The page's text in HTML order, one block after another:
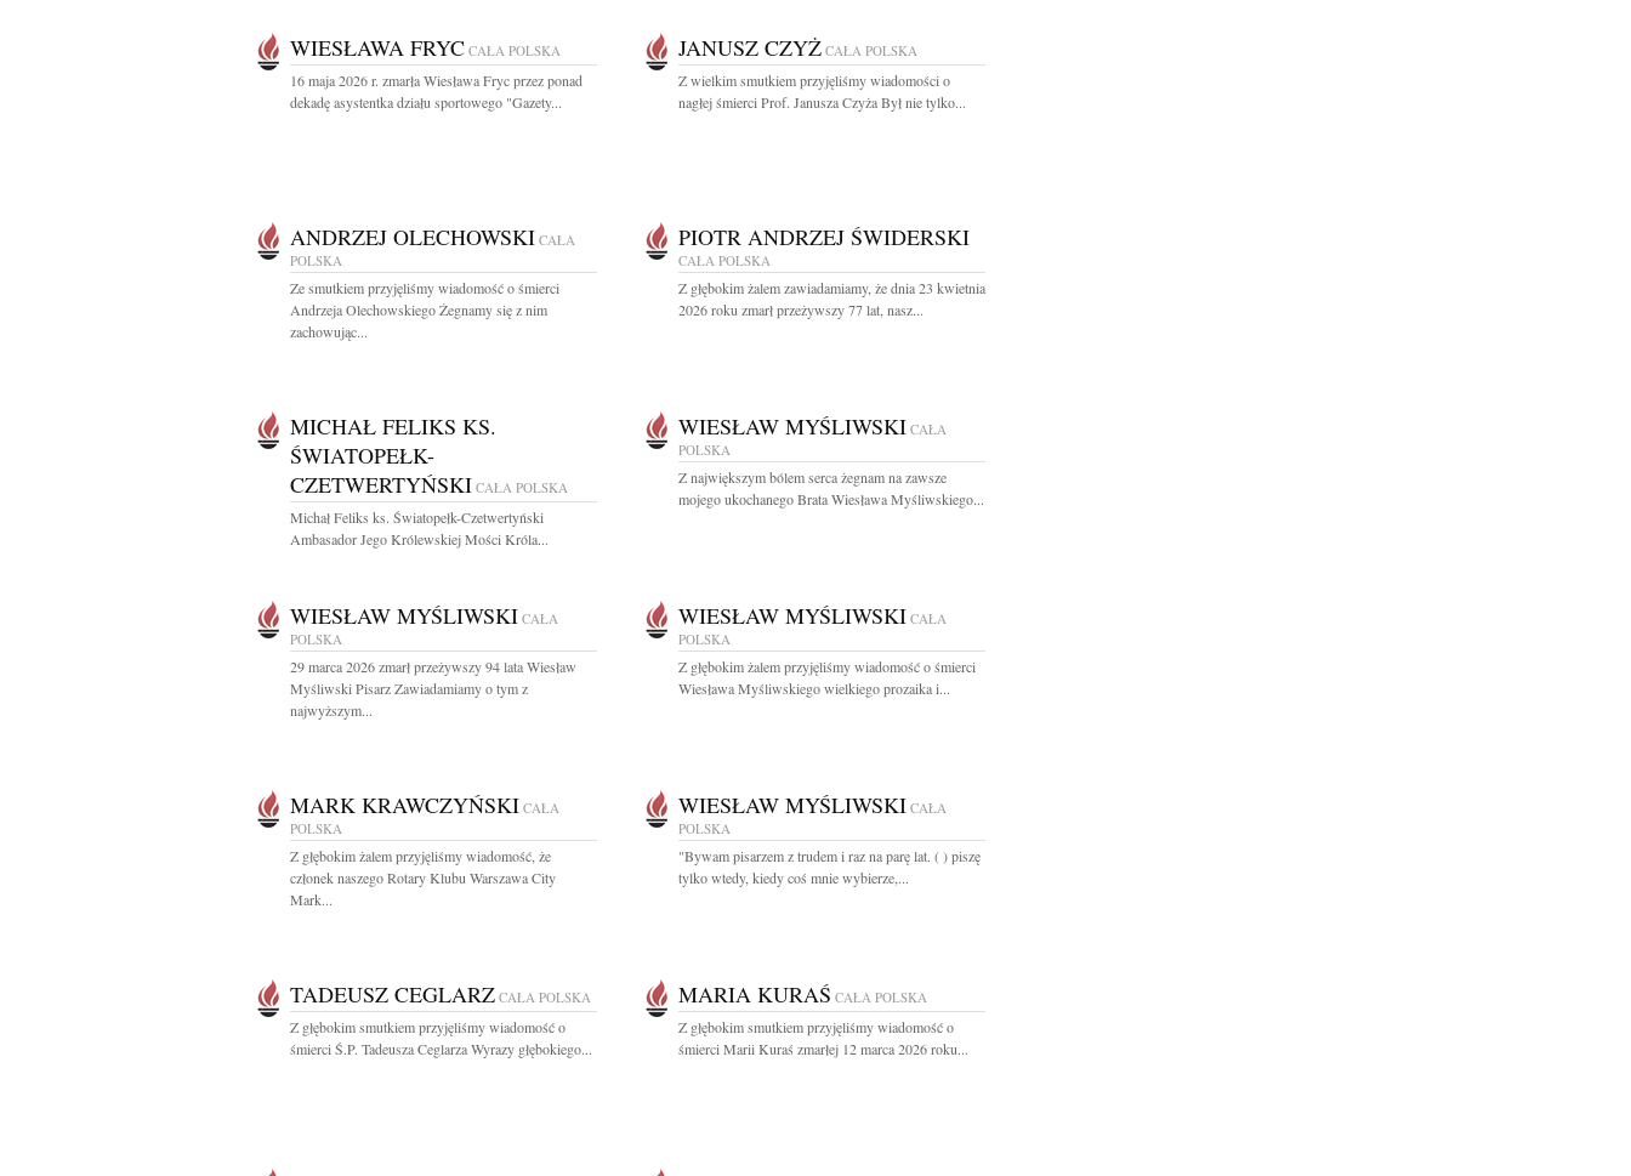
WIESŁAWA FRYC CAŁA POLSKA
16 maja 2026 r. zmarła Wiesława Fryc przez ponad
dekadę asystentka działu sportowego "Gazety...
JANUSZ CZYŻ CAŁA POLSKA
Z wielkim smutkiem przyjęliśmy wiadomości o
nagłej śmierci Prof. Janusza Czyża Był nie tylko...
ANDRZEJ OLECHOWSKI CAŁA
POLSKA
Ze smutkiem przyjęliśmy wiadomość o śmierci
Andrzeja Olechowskiego Żegnamy się z nim
zachowując...
PIOTR ANDRZEJ ŚWIDERSKI
CAŁA POLSKA
Z głębokim żalem zawiadamiamy, że dnia 23 kwietnia
2026 roku zmarł przeżywszy 77 lat, nasz...
MICHAŁ FELIKS KS.
ŚWIATOPEŁK-
CZETWERTYŃSKI CAŁA POLSKA
Michał Feliks ks. Światopełk-Czetwertyński
Ambasador Jego Królewskiej Mości Króla...
WIESŁAW MYŚLIWSKI CAŁA
POLSKA
Z największym bólem serca żegnam na zawsze
mojego ukochanego Brata Wiesława Myśliwskiego...
WIESŁAW MYŚLIWSKI CAŁA
POLSKA
29 marca 2026 zmarł przeżywszy 94 lata Wiesław
Myśliwski Pisarz Zawiadamiamy o tym z
najwyższym...
WIESŁAW MYŚLIWSKI CAŁA
POLSKA
Z głębokim żalem przyjęliśmy wiadomość o śmierci
Wiesława Myśliwskiego wielkiego prozaika i...
MARK KRAWCZYŃSKI CAŁA
POLSKA
Z głębokim żalem przyjęliśmy wiadomość, że
członek naszego Rotary Klubu Warszawa City
Mark...
WIESŁAW MYŚLIWSKI CAŁA
POLSKA
"Bywam pisarzem z trudem i raz na parę lat. ( ) piszę
tylko wtedy, kiedy coś mnie wybierze,...
TADEUSZ CEGLARZ CAŁA POLSKA
Z głębokim smutkiem przyjęliśmy wiadomość o
śmierci Ś.P. Tadeusza Ceglarza Wyrazy głębokiego...
MARIA KURAŚ CAŁA POLSKA
Z głębokim smutkiem przyjęliśmy wiadomość o
śmierci Marii Kuraś zmarłej 12 marca 2026 roku...